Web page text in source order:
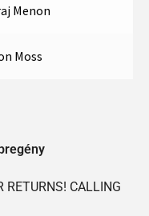
Menon
Moss
RETURNS! CALLING